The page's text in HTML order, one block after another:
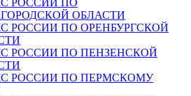
РОССИИ ПО
ОБЛАСТИ
РОССИИ ПО ОРЕНБУРГСКОЙ
РОССИИ ПО ПЕНЗЕНСКОЙ
РОССИИ ПО ПЕРМСКОМУ